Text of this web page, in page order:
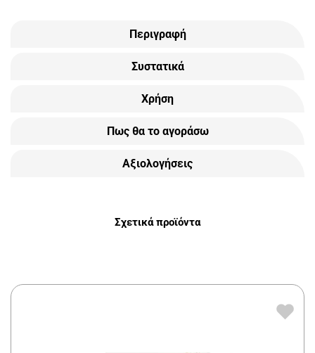
Περιγραφή
Συστατικά
Χρήση
Πως θα το αγοράσω
Αξιολογήσεις
Σχετικά προϊόντα